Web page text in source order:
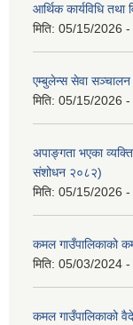
आर्थिक कार्यविधि तथा
मिति: 05/15/2026 -
एम्बुलेन्स सेवा सञ्चालन
मिति: 05/15/2026 -
अपाङ्गता भएका
संशोधन २०८२)
मिति: 05/15/2026
कमल गाउँपालिकाको
मिति: 05/03/2024 -
कमल गाउँपालिकाको